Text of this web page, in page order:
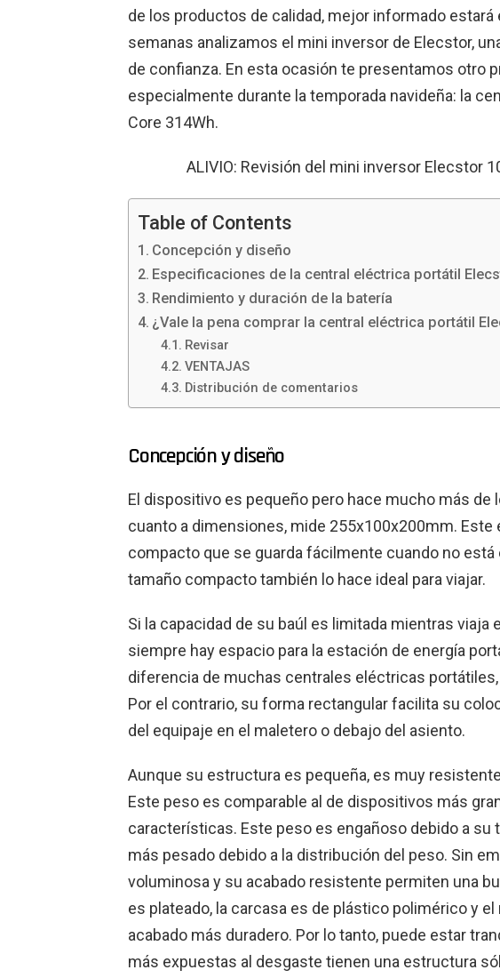
de los productos de calidad, mejor informado estará
semanas analizamos el mini inversor de Elecstor,
de confianza. En esta ocasión te presentamos otro
especialmente durante la temporada navideña: la
Core 314Wh.
ALIVIO: Revisión del mini inversor Elecstor
Table of Contents
Concepción y diseño
Especificaciones de la central eléctrica portátil
Rendimiento y duración de la batería
¿Vale la pena comprar la central eléctrica portátil
Revisar
VENTAJAS
Distribución de comentarios
Concepción y diseño
El dispositivo es pequeño pero hace mucho más de
cuanto a dimensiones, mide 255x100x200mm.
compacto que se guarda fácilmente cuando no está
tamaño compacto también lo hace ideal para viajar.
Si la capacidad de su baúl es limitada mientras viaja
siempre hay espacio para la estación de energía
diferencia de muchas centrales eléctricas
Por el contrario, su forma rectangular facilita su
del equipaje en el maletero o debajo del asiento.
Aunque su estructura es pequeña, es muy
Este peso es comparable al de dispositivos más
características. Este peso es engañoso debido a su
más pesado debido a la distribución del peso. Sin
voluminosa y su acabado resistente permiten una
es plateado, la carcasa es de plástico polimérico y
acabado más duradero. Por lo tanto, puede estar
más expuestas al desgaste tienen una estructura